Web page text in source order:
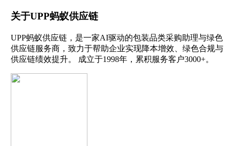
关于UPP蚂蚁供应链
UPP蚂蚁供应链，是一家AI驱动的包装品类采购助理与绿色
供应链服务商，致力于帮助企业实现降本增效、绿色合规与
供应链绩效提升。 成立于1998年，累积服务客户3000+。